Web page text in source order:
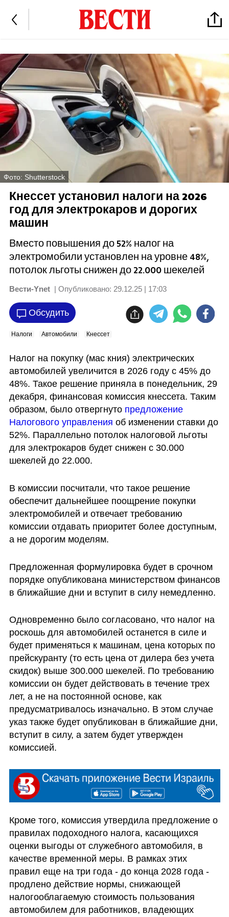
Фото: Shutterstock
Кнессет установил налоги на 2026
год для электрокаров и дорогих
машин
Вместо повышения до 52% налог на
электромобили установлен на уровне 48%,
потолок льготы снижен до 22.000 шекелей
Вести-Ynet | Опубликовано: 29.12.25 | 17:03
Обсудить
Налоги Автомобили Кнессет
Налог на покупку (мас кния) электрических
автомобилей увеличится в 2026 году с 45% до
48%. Такое решение приняла в понедельник, 29
декабря, финансовая комиссия кнессета. Таким
образом, было отвергнуто предложение
Налогового управления об изменении ставки до
52%. Параллельно потолок налоговой льготы
для электрокаров будет снижен с 30.000
шекелей до 22.000.
В комиссии посчитали, что такое решение
обеспечит дальнейшее поощрение покупки
электромобилей и отвечает требованию
комиссии отдавать приоритет более доступным,
а не дорогим моделям.
Предложенная формулировка будет в срочном
порядке опубликована министерством финансов
в ближайшие дни и вступит в силу немедленно.
Одновременно было согласовано, что налог на
роскошь для автомобилей останется в силе и
будет применяться к машинам, цена которых по
прейскуранту (то есть цена от дилера без учета
скидок) выше 300.000 шекелей. По требованию
комиссии он будет действовать в течение трех
лет, а не на постоянной основе, как
предусматривалось изначально. В этом случае
указ также будет опубликован в ближайшие дни,
вступит в силу, а затем будет утвержден
комиссией.
Кроме того, комиссия утвердила предложение о
правилах подоходного налога, касающихся
оценки выгоды от служебного автомобиля, в
качестве временной меры. В рамках этих
правил еще на три года - до конца 2028 года -
продлено действие нормы, снижающей
налогооблагаемую стоимость пользования
автомобилем для работников, владеющих